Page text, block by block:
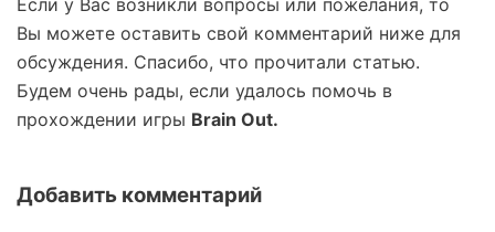
Если у Вас возникли вопросы или пожелания, то
Вы можете оставить свой комментарий ниже для
обсуждения. Спасибо, что прочитали статью.
Будем очень рады, если удалось помочь в
прохождении игры Brain Out.
Добавить комментарий